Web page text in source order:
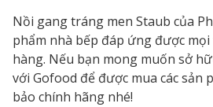
Nồi gang tráng men Staub của
phẩm nhà bếp đáp ứng được mọi
hàng. Nếu bạn mong muốn sở
với Gofood để được mua các sản
bảo chính hãng nhé!